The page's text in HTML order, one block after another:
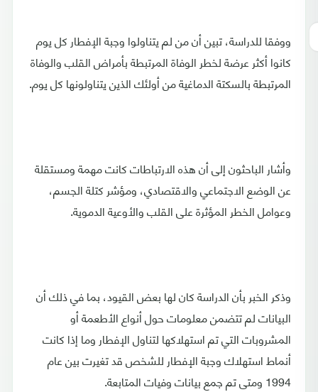
ووفقا للدراسة، تبين أن من لم يتناولوا وجبة الإفطار كل يوم
كانوا أكثر عرضة لخطر الوفاة المرتبطة بأمراض القلب والوفاة
المرتبطة بالسكتة الدماغية من أولئك الذين يتناولونها كل يوم.
وأشار الباحثون إلى أن هذه الارتباطات كانت مهمة ومستقلة
عن الوضع الاجتماعي والاقتصادي، ومؤشر كتلة الجسم،
وعوامل الخطر المؤثرة على القلب والأوعية الدموية.
وذكر الخبر بأن الدراسة كان لها بعض القيود، بما في ذلك أن
البيانات لم تتضمن معلومات حول أنواع الأطعمة أو
المشروبات التي تم استهلاكها لتناول الإفطار وما إذا كانت
أنماط استهلاك وجبة الإفطار للشخص قد تغيرت بين عام
1994 ومتى تم جمع بيانات وفيات المتابعة.